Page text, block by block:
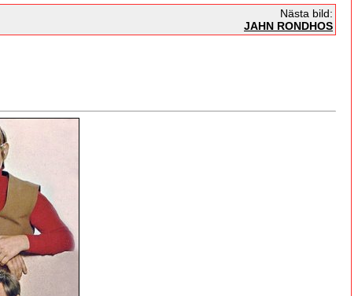
Nästa bild:
JAHN RONDHOS